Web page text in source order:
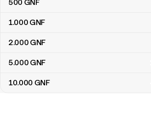
500 GNF
1.000 GNF
2.000 GNF
5.000 GNF
10.000 GNF